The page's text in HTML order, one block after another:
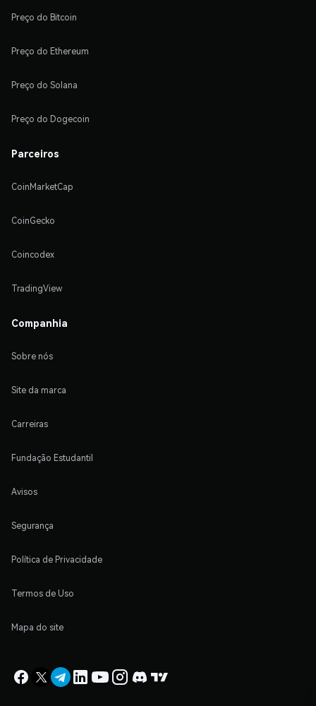
Preço do Bitcoin
Preço do Ethereum
Preço do Solana
Preço do Dogecoin
Parceiros
CoinMarketCap
CoinGecko
Coincodex
TradingView
Companhia
Sobre nós
Site da marca
Carreiras
Fundação Estudantil
Avisos
Segurança
Política de Privacidade
Termos de Uso
Mapa do site